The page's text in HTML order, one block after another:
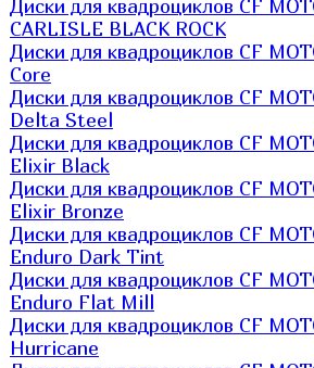
Диски для квадроциклов CF
CARLISLE BLACK ROCK
Диски для квадроциклов CF
Core
Диски для квадроциклов CF
Delta Steel
Диски для квадроциклов CF
Elixir Black
Диски для квадроциклов CF
Elixir Bronze
Диски для квадроциклов CF
Enduro Dark Tint
Диски для квадроциклов CF
Enduro Flat Mill
Диски для квадроциклов CF
Hurricane